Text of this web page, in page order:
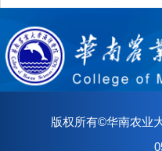
版权所有©华南农业